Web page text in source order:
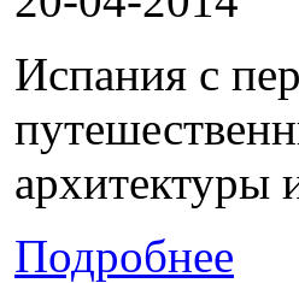
Испания с
архитектуры
Подробнее